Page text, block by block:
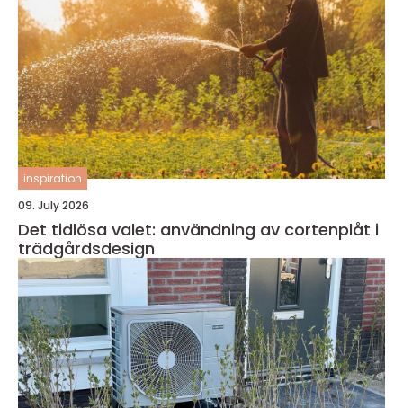
inspiration
09. July 2026
Det tidlösa valet: användning av cortenplåt i
trädgårdsdesign